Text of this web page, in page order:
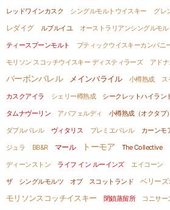
レッドワインカスク
シングルモルトウイスキー グレ
レダイグ
ルブルイユ オーストラリアンシングルモル
ティースプーンモルト
ブティックウイスキーカンパニ
モリソン スコッチウイスキー ディスティラーズ アド
バーボンバレル メインバライル 小樽熟成
ス
カスクアイラ
シェリー樽熟成 シークレットハイラン
タムナヴーリン
アバフェルディ 小樽熟成（オクタブ
ダブルバレル
ヴィタリス プレミエバレル
カーンモ
ジュラ
BB&R マール トーモア The Collective
ディーンストン ライフ イン ルーインズ
エイコーン
ザ シングルモルツ オブ スコットランド
ベリーズ
モリソンスコッチイスキー 閉鎖蒸留所
コニサー